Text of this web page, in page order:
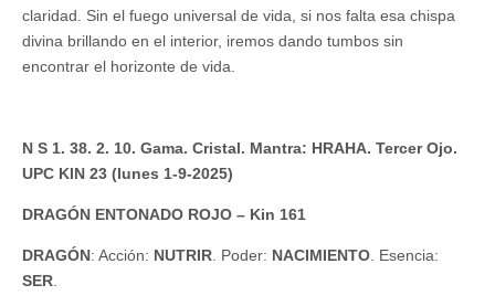
claridad. Sin el fuego universal de vida, si nos falta esa chispa
divina brillando en el interior, iremos dando tumbos sin
encontrar el horizonte de vida.
N S 1. 38. 2. 10. Gama. Cristal. Mantra: HRAHA. Tercer Ojo.
UPC KIN 23 (lunes 1-9-2025)
DRAGÓN ENTONADO ROJO – Kin 161
DRAGÓN: Acción: NUTRIR . Poder: NACIMIENTO . Esencia:
SER